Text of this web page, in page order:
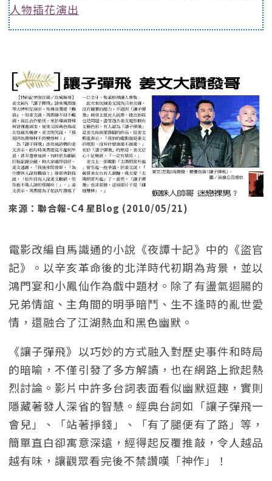
人物插花演出
來源：聯合報-C4 星Blog (2010/05/21)
電影改編自馬識通的小說《夜譚十記》中的《盜官
記》。以辛亥革命後的北洋時代初期為背景，並以
鴻門宴和小鳳仙作為戲中題材。除了有盪氣迴腸的
兄弟情誼、主角間的明爭暗鬥、生不逢時的亂世愛
情，還融合了江湖熱血和黑色幽默。
《讓子彈飛》以巧妙的方式融入對歷史事件和時局
的暗喻，不僅引發了多方解讀，也在網路上掀起熱
烈討論。影片中許多台詞表面看似幽默逗趣，實則
隱藏著發人深省的智慧。經典台詞如「讓子彈飛一
會兒」、「站著掙錢」、「有了腿便有了路」等，
簡單直白卻寓意深遠，經得起反覆推敲，令人越品
越有味，讓觀眾看完後不禁讚嘆「神作」！